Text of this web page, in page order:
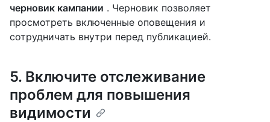
черновик кампании . Черновик позволяет
просмотреть включенные оповещения и
сотрудничать внутри перед публикацией.
5. Включите отслеживание
проблем для повышения
видимости